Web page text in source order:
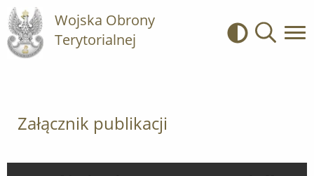
Wojska Obrony
Terytorialnej
Kontrast
Załącznik publikacji